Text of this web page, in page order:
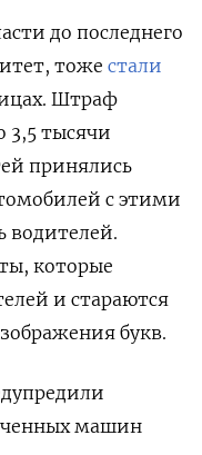
до последнего
тоже стали
Штраф
3,5 тысячи
принялись
с этими
водителей.
которые
и стараются
букв.
машин